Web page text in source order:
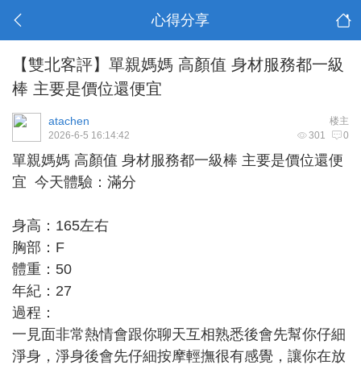
心得分享
【雙北客評】單親媽媽 高顏值 身材服務都一級
棒 主要是價位還便宜
楼主
atachen
301 0
2026-6-5 16:14:42
單親媽媽 高顏值 身材服務都一級棒 主要是價位還便
宜 今天體驗：滿分
身高：165左右
胸部：F
體重：50
年紀：27
過程：
一見面非常熱情會跟你聊天互相熟悉後會先幫你仔細
淨身，淨身後會先仔細按摩輕撫很有感覺，讓你在放